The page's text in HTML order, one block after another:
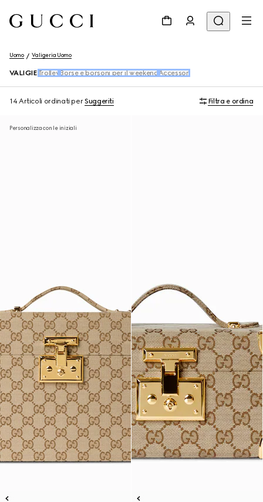
Uomo Valigeria Uomo
VALIGIE Trolley Borse e borsoni per il weekend Accessori
14 Articoli ordinati perSuggeriti Filtra e ordina
Personalizza con le iniziali